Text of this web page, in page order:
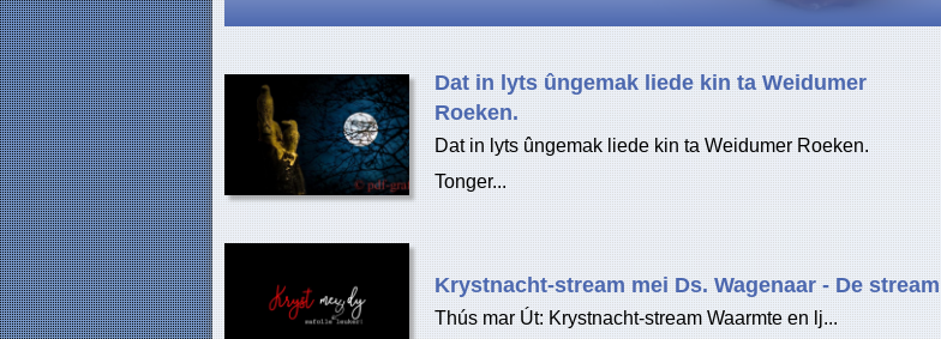
Dat in lyts ûngemak liede kin ta Weidumer
Roeken.
Dat in lyts ûngemak liede kin ta Weidumer Roeken.
Tonger...
Krystnacht-stream mei Ds. Wagenaar - De stream
Thús mar Út: Krystnacht-stream Waarmte en lj...